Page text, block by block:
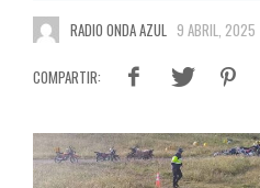
RADIO ONDA AZUL 9 ABRIL, 2025